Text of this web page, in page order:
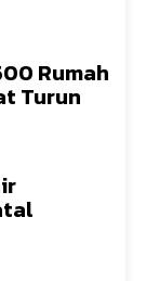
Rumah
Turun